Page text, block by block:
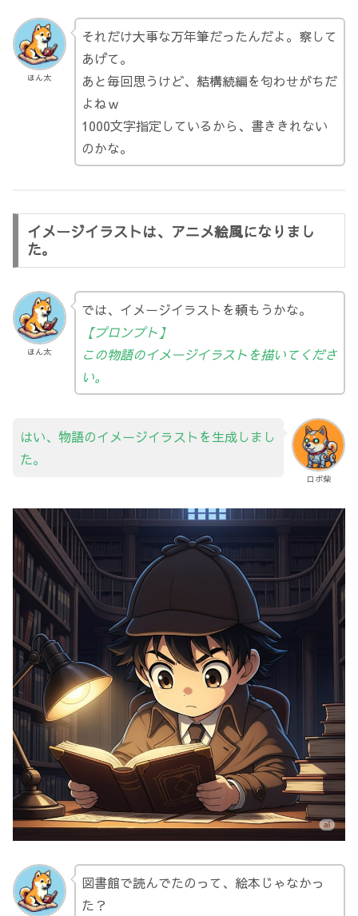
ほん太
それだけ大事な万年筆だったんだよ。察して
あげて。
あと毎回思うけど、結構続編を匂わせがちだ
よねｗ
1000文字指定しているから、書ききれない
のかな。
イメージイラストは、アニメ絵風になりまし
た。
ほん太
では、イメージイラストを頼もうかな。
【プロンプト】
この物語のイメージイラストを描いてくださ
い。
ロボ柴
はい、物語のイメージイラストを生成しまし
た。
図書館で読んでたのって、絵本じゃなかっ
た？